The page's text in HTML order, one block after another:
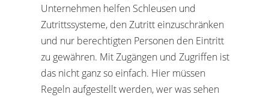
Unternehmen helfen Schleusen und
Zutrittssysteme, den Zutritt einzuschränken
und nur berechtigten Personen den Eintritt
zu gewähren. Mit Zugängen und Zugriffen ist
das nicht ganz so einfach. Hier müssen
Regeln aufgestellt werden, wer was sehen